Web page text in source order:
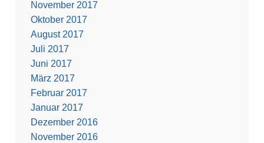
November 2017
Oktober 2017
August 2017
Juli 2017
Juni 2017
März 2017
Februar 2017
Januar 2017
Dezember 2016
November 2016